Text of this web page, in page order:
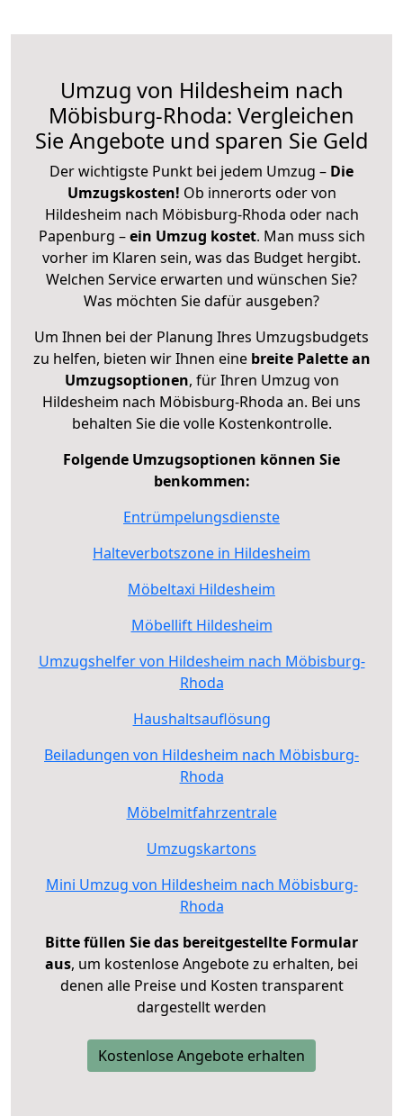
Umzug von Hildesheim nach
Möbisburg-Rhoda: Vergleichen
Sie Angebote und sparen Sie Geld
Der wichtigste Punkt bei jedem Umzug – Die
Umzugskosten! Ob innerorts oder von
Hildesheim nach Möbisburg-Rhoda oder nach
Papenburg –ein Umzug kostet. Man muss sich
vorher im Klaren sein, was das Budget hergibt.
Welchen Service erwarten und wünschen Sie?
Was möchten Sie dafür ausgeben?
Um Ihnen bei der Planung Ihres Umzugsbudgets
zu helfen, bieten wir Ihnen eine breite Palette an
Umzugsoptionen, für Ihren Umzug von
Hildesheim nach Möbisburg-Rhoda an. Bei uns
behalten Sie die volle Kostenkontrolle.
Folgende Umzugsoptionen können Sie
benkommen:
Entrümpelungsdienste
Halteverbotszone in Hildesheim
Möbeltaxi Hildesheim
Möbellift Hildesheim
Umzugshelfer von Hildesheim nach Möbisburg-
Rhoda
Haushaltsauflösung
Beiladungen von Hildesheim nach Möbisburg-
Rhoda
Möbelmitfahrzentrale
Umzugskartons
Mini Umzug von Hildesheim nach Möbisburg-
Rhoda
Bitte füllen Sie das bereitgestellte Formular
aus, um kostenlose Angebote zu erhalten, bei
denen alle Preise und Kosten transparent
dargestellt werden
Kostenlose Angebote erhalten